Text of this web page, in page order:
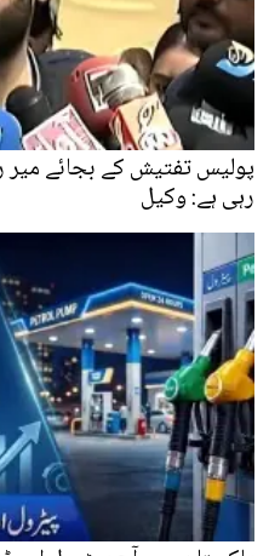
پولیس تفتیش کے بجائے میر
رہی ہے: وکیل